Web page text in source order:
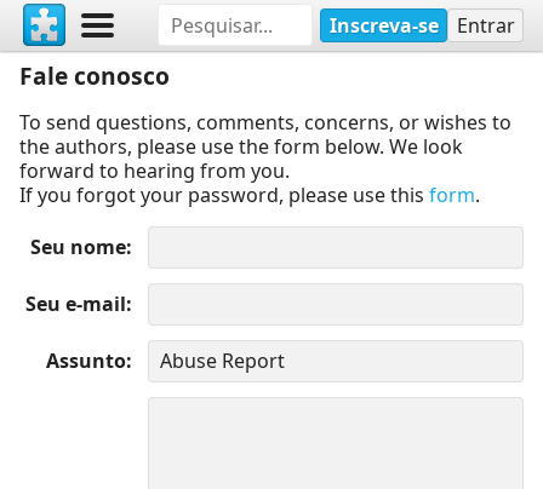
Inscreva-se Entrar
Fale conosco
To send questions, comments, concerns, or wishes to
the authors, please use the form below. We look
forward to hearing from you.
If you forgot your password, please use this form.
Seu nome
Seu e-mail
Assunto